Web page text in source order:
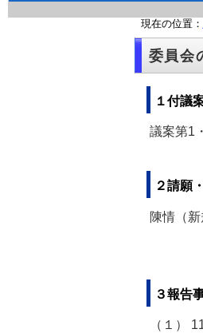
現在の位置：
委員会
１付議
議案第1
２請願
陳情（
３報告
（１）